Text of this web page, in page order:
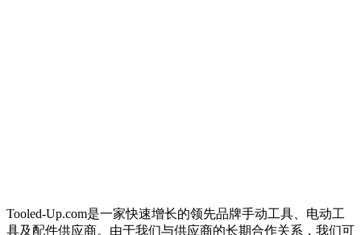
Tooled-Up.com是一家快速增长的领先品牌手动工具、电动工
具及配件供应商。由于我们与供应商的长期合作关系，我们可